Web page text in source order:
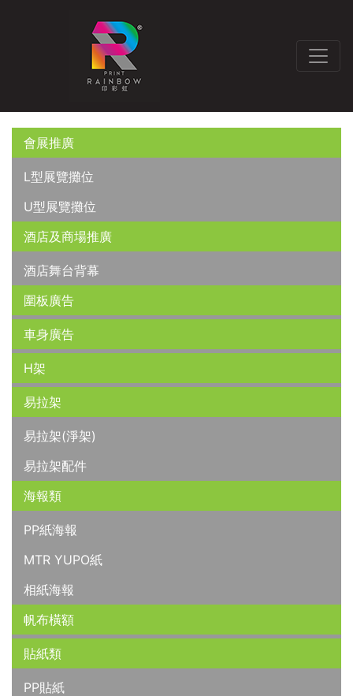
會展推廣
L型展覽攤位
U型展覽攤位
酒店及商場推廣
酒店舞台背幕
圍板廣告
車身廣告
H架
易拉架
易拉架(淨架)
易拉架配件
海報類
PP紙海報
MTR YUPO紙
相紙海報
帆布橫額
貼紙類
PP貼紙